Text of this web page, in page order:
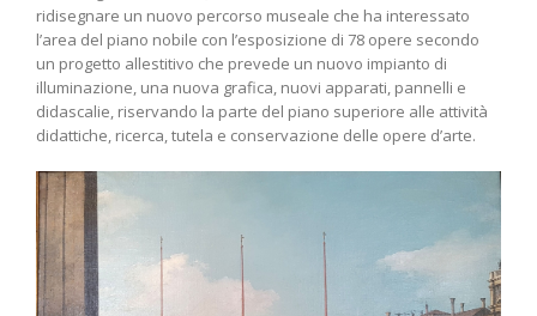
ridisegnare un nuovo percorso museale che ha interessato
l’area del piano nobile con l’esposizione di 78 opere secondo
un progetto allestitivo che prevede un nuovo impianto di
illuminazione, una nuova grafica, nuovi apparati, pannelli e
didascalie, riservando la parte del piano superiore alle attività
didattiche, ricerca, tutela e conservazione delle opere d’arte.